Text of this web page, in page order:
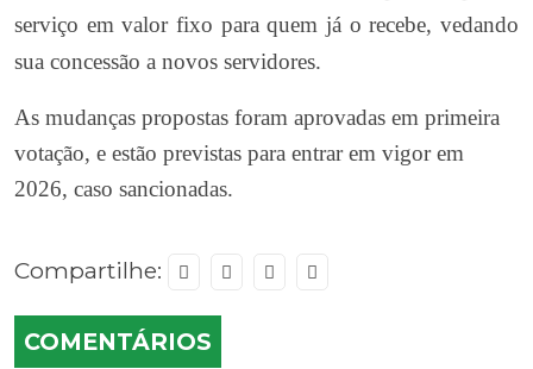
serviço em valor fixo para quem já o recebe, vedando
sua concessão a novos servidores.
As mudanças propostas foram aprovadas em primeira
votação, e estão previstas para entrar em vigor em
2026, caso sancionadas.
Compartilhe:
COMENTÁRIOS